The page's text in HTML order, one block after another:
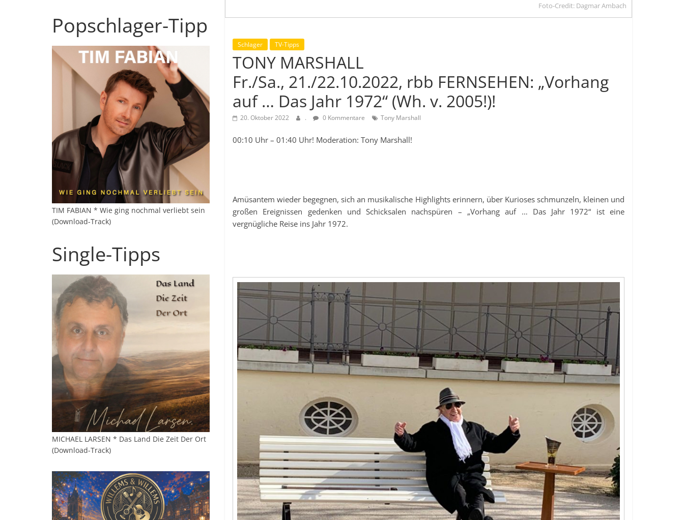
Foto-Credit: Dagmar Ambach
Schlager TV-Tipps
TONY MARSHALL
Fr./Sa., 21./22.10.2022, rbb FERNSEHEN: „Vorhang
auf … Das Jahr 1972“ (Wh. v. 2005!)!
20. Oktober 2022 . 0 Kommentare Tony Marshall
00:10 Uhr – 01:40 Uhr! Moderation: Tony Marshall!
Amüsantem wieder begegnen, sich an musikalische Highlights erinnern, über Kurioses schmunzeln, kleinen und
großen Ereignissen gedenken und Schicksalen nachspüren – „Vorhang auf … Das Jahr 1972“ ist eine
vergnügliche Reise ins Jahr 1972.
Popschlager-Tipp
TIM FABIAN * Wie ging nochmal verliebt sein
(Download-Track)
Single-Tipps
MICHAEL LARSEN * Das Land Die Zeit Der Ort
(Download-Track)